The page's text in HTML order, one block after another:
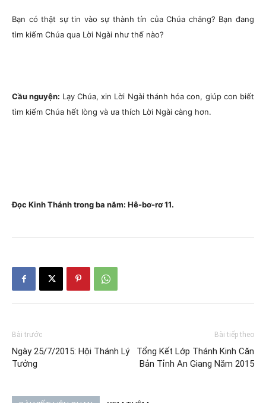
Bạn có thật sự tin vào sự thành tín của Chúa chăng? Bạn đang
tìm kiếm Chúa qua Lời Ngài như thế nào?
Cầu nguyện: Lạy Chúa, xin Lời Ngài thánh hóa con, giúp con biết
tìm kiếm Chúa hết lòng và ưa thích Lời Ngài càng hơn.
Đọc Kinh Thánh trong ba năm: Hê-bơ-rơ 11.
Bài trước
Ngày 25/7/2015: Hội Thánh Lý
Tưởng
Bài tiếp theo
Tổng Kết Lớp Thánh Kinh Căn
Bản Tỉnh An Giang Năm 2015